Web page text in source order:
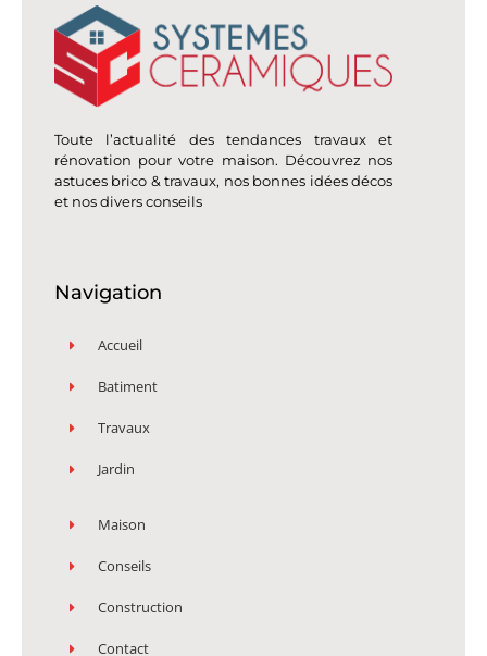
Toute l’actualité des tendances travaux et
rénovation pour votre maison. Découvrez nos
astuces brico & travaux, nos bonnes idées décos
et nos divers conseils
Navigation
Accueil
Batiment
Travaux
Jardin
Maison
Conseils
Construction
Contact